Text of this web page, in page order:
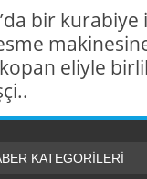
bir
eliyle
KATEGORİLERİ